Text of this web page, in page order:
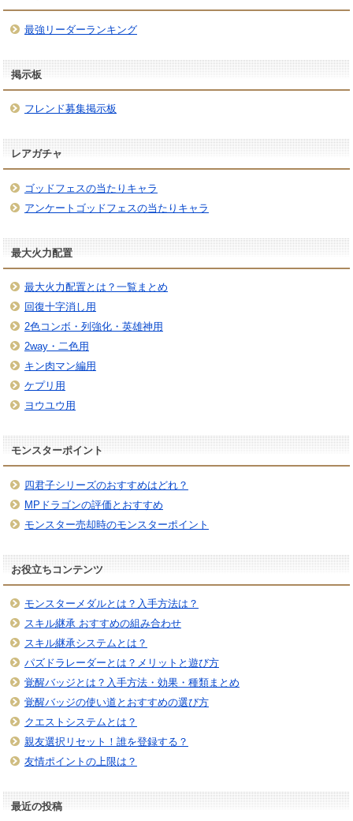
最強リーダーランキング
掲示板
フレンド募集掲示板
レアガチャ
ゴッドフェスの当たりキャラ
アンケートゴッドフェスの当たりキャラ
最大火力配置
最大火力配置とは？一覧まとめ
回復十字消し用
2色コンボ・列強化・英雄神用
2way・二色用
キン肉マン編用
ケプリ用
ヨウユウ用
モンスターポイント
四君子シリーズのおすすめはどれ？
MPドラゴンの評価とおすすめ
モンスター売却時のモンスターポイント
お役立ちコンテンツ
モンスターメダルとは？入手方法は？
スキル継承 おすすめの組み合わせ
スキル継承システムとは？
パズドラレーダーとは？メリットと遊び方
覚醒バッジとは？入手方法・効果・種類まとめ
覚醒バッジの使い道とおすすめの選び方
クエストシステムとは？
親友選択リセット！誰を登録する？
友情ポイントの上限は？
最近の投稿